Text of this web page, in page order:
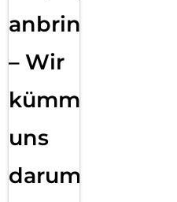
anbringen
– Wir
kümmern
uns
darum!